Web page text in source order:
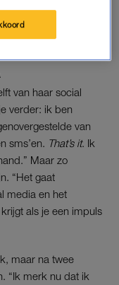
voor Mei
van haar social
verder: ik ben
van
sms’en. That’s it. Ik
Maar zo
“Het gaat
media en het
als je een impuls
maar na twee
“Ik merk nu dat ik